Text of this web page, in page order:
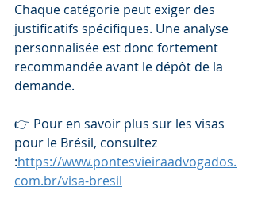
Chaque catégorie peut exiger des
justificatifs spécifiques. Une analyse
personnalisée est donc fortement
recommandée avant le dépôt de la
demande.
👉 Pour en savoir plus sur les visas
pour le Brésil, consultez
:https://www.pontesvieiraadvogados.
com.br/visa-bresil